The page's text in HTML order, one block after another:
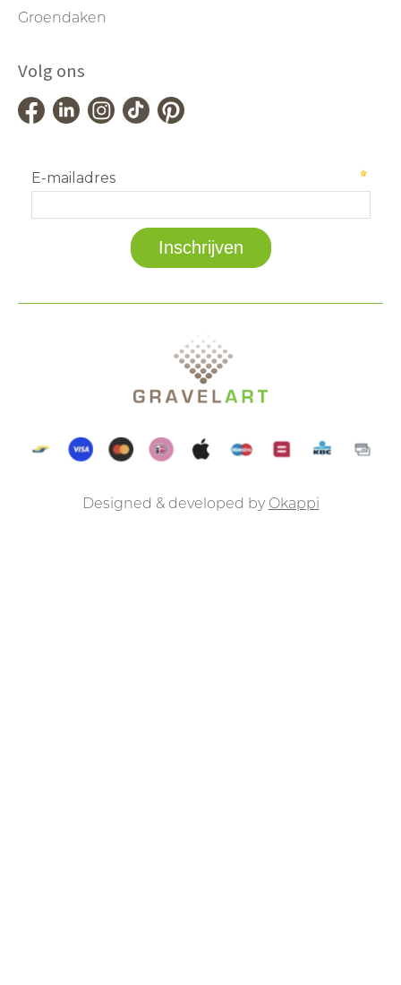
Groendaken
Volg ons
Designed & developed by Okappi